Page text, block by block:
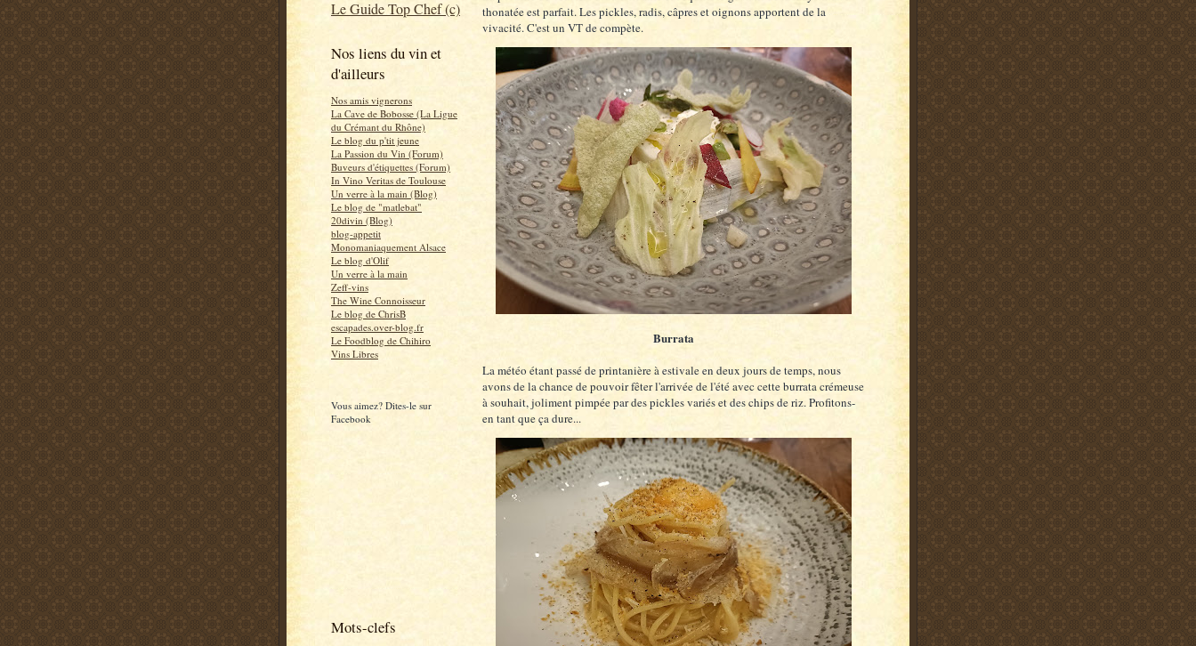
Le Guide Top Chef (c)
Nos liens du vin et
d'ailleurs
Nos amis vignerons
La Cave de Bobosse (La Ligue
du Crémant du Rhône)
Le blog du p'tit jeune
La Passion du Vin (Forum)
Buveurs d'étiquettes (Forum)
In Vino Veritas de Toulouse
Un verre à la main (Blog)
Le blog de "matlebat"
20divin (Blog)
blog-appetit
Monomaniaquement Alsace
Le blog d'Olif
Un verre à la main
Zeff-vins
The Wine Connoisseur
Le blog de ChrisB
escapades.over-blog.fr
Le Foodblog de Chihiro
Vins Libres
Vous aimez? Dites-le sur
Facebook
Mots-clefs
thonatée est parfait. Les pickles, radis, câpres et oignons apportent de la
vivacité. C'est un VT de compète.
Burrata
La météo étant passé de printanière à estivale en deux jours de temps, nous
avons de la chance de pouvoir fêter l'arrivée de l'été avec cette burrata crémeuse
à souhait, joliment pimpée par des pickles variés et des chips de riz. Profitons-
en tant que ça dure...